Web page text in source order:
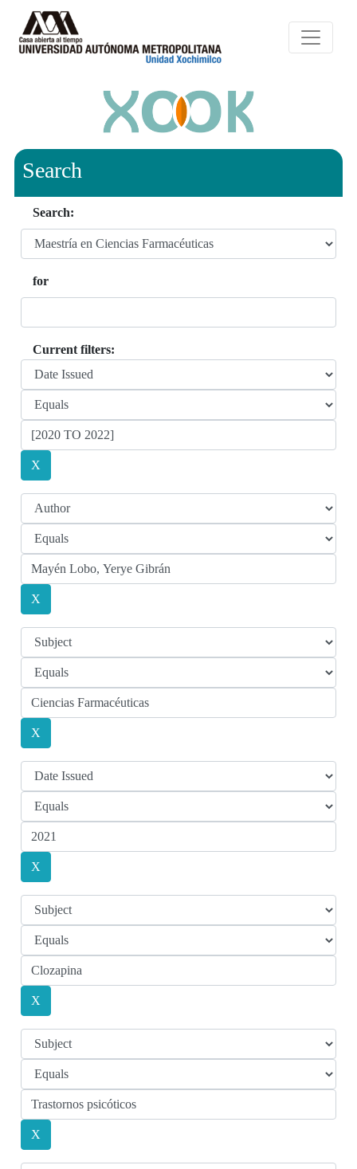
Search
Search:
for
Current filters: